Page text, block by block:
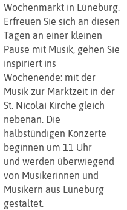
Wochenmarkt in Lüneburg.
Erfreuen Sie sich an diesen
Tagen an einer kleinen
Pause mit Musik, gehen Sie
inspiriert ins
Wochenende: mit der
Musik zur Marktzeit in der
St. Nicolai Kirche gleich
nebenan. Die
halbstündigen Konzerte
beginnen um 11 Uhr
und werden überwiegend
von Musikerinnen und
Musikern aus Lüneburg
gestaltet.